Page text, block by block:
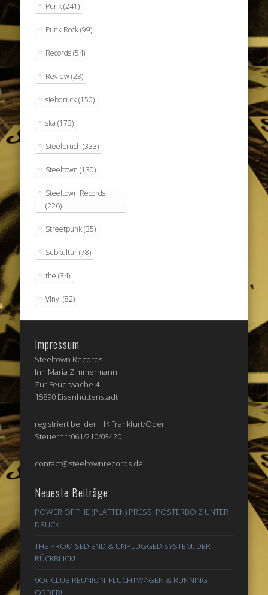
Punk(241)
Punk Rock(99)
Records(54)
Review(23)
siebdruck(150)
ska (173)
Steelbruch (333)
Steeltown (130)
Steeltown Records
(226)
Streetpunk(35)
Subkultur(78)
the (34)
Vinyl (82)
Impressum
Steeltown Records
Inh.Maria Zimmermann
Zur Feuerwache 4
15890 Eisenhüttenstadt
registriert bei der IHK Frankfurt/Oder
Steuernr.:061/210/03420
contact@steeltownrecords.de
Neueste Beiträge
POWER OF THE (PLATTEN) PRESS: POSTERBOIZ UNTER
DRUCK!
THE PROMISED END & UNPLUGGED SYSTEM: DER
RÜCKBLICK!
9Oi! CLUB REUNION: FLUCHTWAGEN & RUNNING